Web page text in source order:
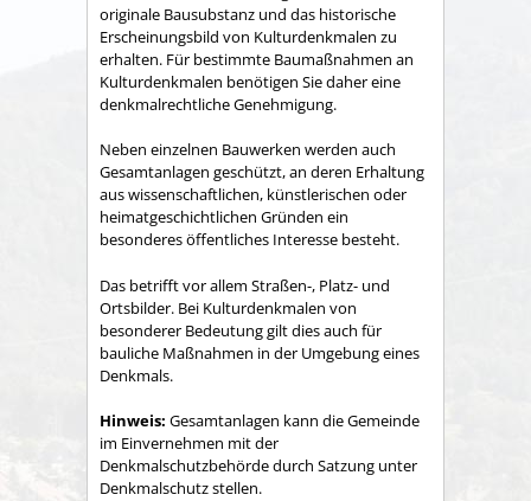
originale Bausubstanz und das historische
Erscheinungsbild von Kulturdenkmalen zu
erhalten. Für bestimmte Baumaßnahmen an
Kulturdenkmalen benötigen Sie daher eine
denkmalrechtliche Genehmigung.
Neben einzelnen Bauwerken werden auch
Gesamtanlagen geschützt, an deren Erhaltung
aus wissenschaftlichen, künstlerischen oder
heimatgeschichtlichen Gründen ein
besonderes öffentliches Interesse besteht.
Das betrifft vor allem Straßen-, Platz- und
Ortsbilder. Bei Kulturdenkmalen von
besonderer Bedeutung gilt dies auch für
bauliche Maßnahmen in der Umgebung eines
Denkmals.
Hinweis: Gesamtanlagen kann die Gemeinde
im Einvernehmen mit der
Denkmalschutzbehörde durch Satzung unter
Denkmalschutz stellen.